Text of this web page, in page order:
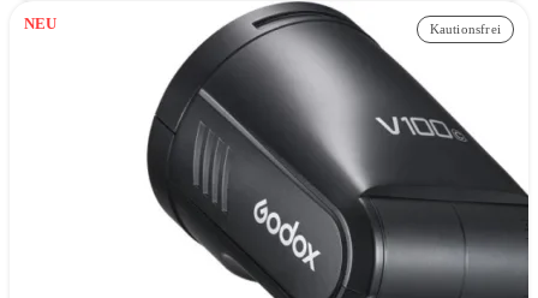
NEU Kautionsfrei